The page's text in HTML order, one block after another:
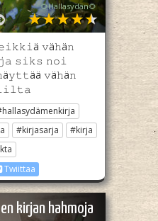
🌻Hallasydän🌻
𝚟ä𝚑ä𝚗
𝚜𝚒𝚔𝚜 𝚗𝚘𝚒
𝚟ä𝚑ä𝚗
#kirjasarja
#kirja
Twiittaa
kirjan hahmoja